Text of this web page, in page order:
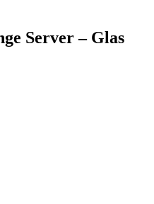
Server – Glas